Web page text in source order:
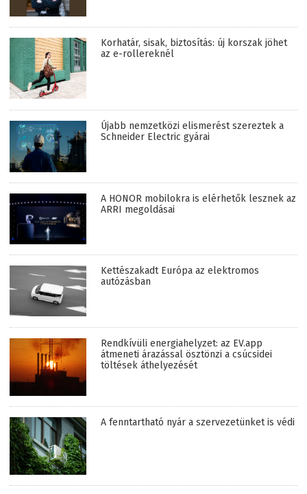
Korhatár, sisak, biztosítás: új korszak jöhet
az e-rollereknél
Újabb nemzetközi elismerést szereztek a
Schneider Electric gyárai
A HONOR mobilokra is elérhetők lesznek az
ARRI megoldásai
Kettészakadt Európa az elektromos
autózásban
Rendkívüli energiahelyzet: az EV.app
átmeneti árazással ösztönzi a csúcsidei
töltések áthelyezését
A fenntartható nyár a szervezetünket is védi